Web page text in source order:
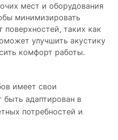
мест и оборудования
минимизировать
поверхностей, таких как
улучшить акустику
комфорт работы.
имеет свои
адаптирован в
потребностей и